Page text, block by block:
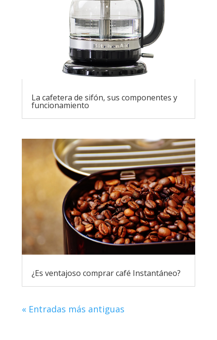
La cafetera de sifón, sus componentes y
funcionamiento
¿Es ventajoso comprar café Instantáneo?
« Entradas más antiguas